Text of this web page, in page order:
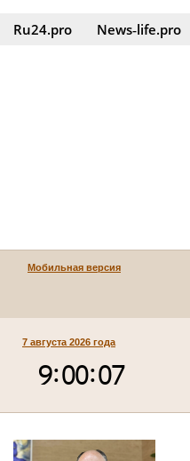
Ru24.pro News‑life.pro
Мобильная версия
7 августа 2026 года